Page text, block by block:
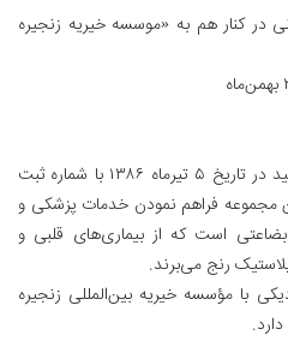
کنار هم به «موسسه خیریه زنجیره
مؤسسه خیریه بین‌المللی زنجیره امید در تاریخ ۵ تیرماه ۱۳۸۶ با شماره ثبت
مجموعه فراهم نمودن خدمات پزشکی و
زیر ۱۸ سال بی‌بضاعتی است که از بیماری‌های قلبی و
رنج می‌برند.
با مؤسسه خیریه بین‌المللی زنجیره